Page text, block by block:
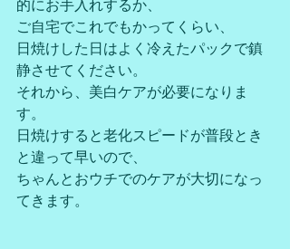
的にお手入れするか、
ご自宅でこれでもかってくらい、
日焼けした日はよく冷えたパックで鎮
静させてください。
それから、美白ケアが必要になりま
す。
日焼けすると老化スピードが普段とき
と違って早いので、
ちゃんとおウチでのケアが大切になっ
てきます。